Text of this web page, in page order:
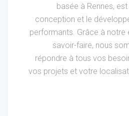
basée à Rennes,
conception et le
performants. Grâce à notre
savoir-faire, nous
répondre à tous vos
vos projets et votre